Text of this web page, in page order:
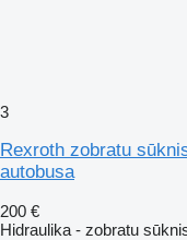
3
Rexroth zobratu
autobusa
200 €
Hidraulika - zobratu